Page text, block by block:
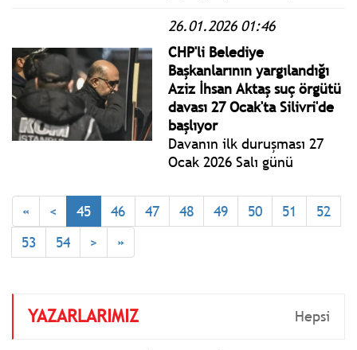
olarak sosyal medya
platformlarında ve bazı
mecralarda, gerçek dışı,
mesnetsiz ve tamamen
hayal ürünü iddialar
dolaşıma sokulmaktadır.
26.01.2026 01:46
CHP'li Belediye
Başkanlarının yargılandığı
Aziz İhsan Aktaş suç örgütü
davası 27 Ocak'ta Silivri'de
başlıyor
Davanın ilk duruşması 27
Ocak 2026 Salı günü
Ceza Mahkemesi’nde
görülecek. Duruşma süreci
« < 45 46 47 48 49 50 51
52
53
54 > »
YAZARLARIMIZ Hepsi